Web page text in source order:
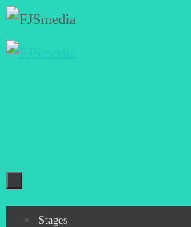
Zum
Inhalt
Zum
Stages